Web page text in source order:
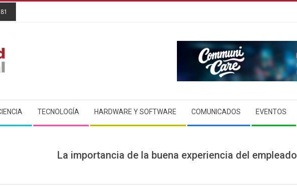
TECNOLOGÍA HARDWARE Y SOFTWARE COMUNICADOS EVENTOS
La importancia de la buena experiencia del empleado